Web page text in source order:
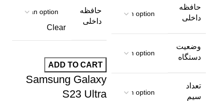
حافظه
داخلی
وضعیت
دستگاه
تعداد
سیم
حافظه
داخلی
Clear
ADD TO CART
Samsung Galaxy
S23 Ultra